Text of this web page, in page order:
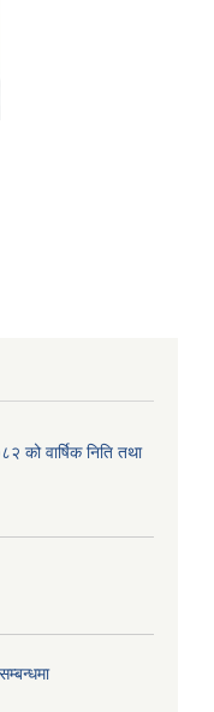
को वार्षिक निति तथा